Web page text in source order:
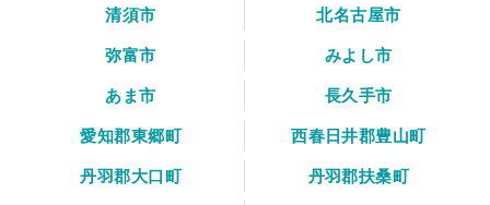
清須市
北名古屋市
弥富市
みよし市
あま市
長久手市
愛知郡東郷町
西春日井郡豊山町
丹羽郡大口町
丹羽郡扶桑町